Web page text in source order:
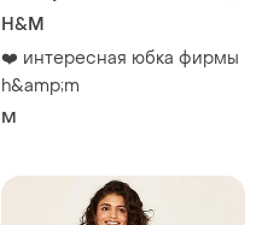
H&M
❤️ интересная юбка фирмы
h&amp;m
M